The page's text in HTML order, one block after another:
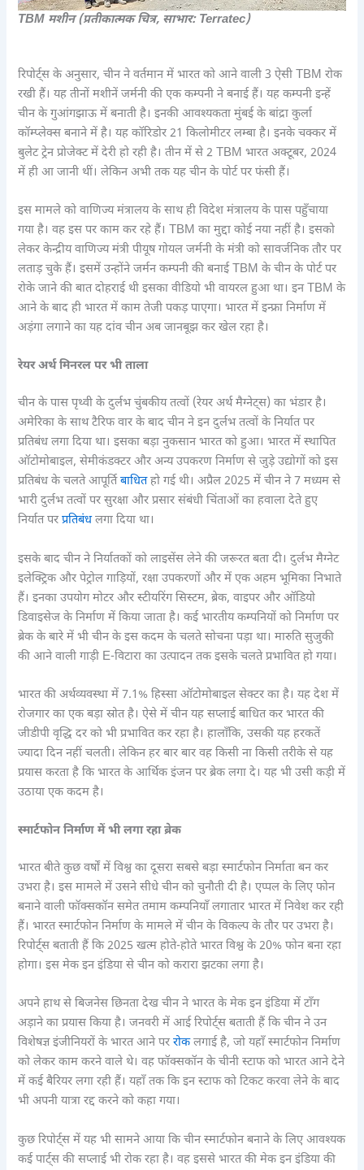
TBM मशीन (प्रतीकात्मक चित्र, साभार: Terratec)
रिपोर्ट्स के अनुसार, चीन ने वर्तमान में भारत को आने वाली 3 ऐसी TBM रोक
रखी हैं। यह तीनों मशीनें जर्मनी की एक कम्पनी ने बनाई हैं। यह कम्पनी इन्हें
चीन के गुआंगझाऊ में बनाती है। इनकी आवश्यकता मुंबई के बांद्रा कुर्ला
कॉम्प्लेक्स बनाने में है। यह कॉरिडोर 21 किलोमीटर लम्बा है। इनके चक्कर में
बुलेट ट्रेन प्रोजेक्ट में देरी हो रही है। तीन में से 2 TBM भारत अक्टूबर, 2024
में ही आ जानी थीं। लेकिन अभी तक यह चीन के पोर्ट पर फंसी हैं।
इस मामले को वाणिज्य मंत्रालय के साथ ही विदेश मंत्रालय के पास पहुँचाया
गया है। वह इस पर काम कर रहे हैं। TBM का मुद्दा कोई नया नहीं है। इसको
लेकर केन्द्रीय वाणिज्य मंत्री पीयूष गोयल जर्मनी के मंत्री को सावर्जनिक तौर पर
लताड़ चुके हैं। इसमें उन्होंने जर्मन कम्पनी की बनाई TBM के चीन के पोर्ट पर
रोके जाने की बात दोहराई थी इसका वीडियो भी वायरल हुआ था। इन TBM के
आने के बाद ही भारत में काम तेजी पकड़ पाएगा। भारत में इन्फ्रा निर्माण में
अड़ंगा लगाने का यह दांव चीन अब जानबूझ कर खेल रहा है।
रेयर अर्थ मिनरल पर भी ताला
चीन के पास पृथ्वी के दुर्लभ चुंबकीय तत्वों (रेयर अर्थ मैग्नेट्स) का भंडार है।
अमेरिका के साथ टैरिफ वार के बाद चीन ने इन दुर्लभ तत्वों के निर्यात पर
प्रतिबंध लगा दिया था। इसका बड़ा नुकसान भारत को हुआ। भारत में स्थापित
ऑटोमोबाइल, सेमीकंडक्टर और अन्य उपकरण निर्माण से जुड़े उद्योगों को इस
प्रतिबंध के चलते आपूर्तिबाधितहो गई थी। अप्रैल 2025 में चीन ने 7 मध्यम से
भारी दुर्लभ तत्वों पर सुरक्षा और प्रसार संबंधी चिंताओं का हवाला देते हुए
निर्यात परप्रतिबंधलगा दिया था।
इसके बाद चीन ने निर्यातकों को लाइसेंस लेने की जरूरत बता दी। दुर्लभ मैग्नेट
इलेक्ट्रिक और पेट्रोल गाड़ियों, रक्षा उपकरणों और में एक अहम भूमिका निभाते
हैं। इनका उपयोग मोटर और स्टीयरिंग सिस्टम, ब्रेक, वाइपर और ऑडियो
डिवाइसेज के निर्माण में किया जाता है। कई भारतीय कम्पनियों को निर्माण पर
ब्रेक के बारे में भी चीन के इस कदम के चलते सोचना पड़ा था। मारुति सुजुकी
की आने वाली गाड़ी E-विटारा का उत्पादन तक इसके चलते प्रभावित हो गया।
भारत की अर्थव्यवस्था में 7.1% हिस्सा ऑटोमोबाइल सेक्टर का है। यह देश में
रोजगार का एक बड़ा स्रोत है। ऐसे में चीन यह सप्लाई बाधित कर भारत की
जीडीपी वृद्धि दर को भी प्रभावित कर रहा है। हालाँकि, उसकी यह हरकतें
ज्यादा दिन नहीं चलती। लेकिन हर बार बार वह किसी ना किसी तरीके से यह
प्रयास करता है कि भारत के आर्थिक इंजन पर ब्रेक लगा दे। यह भी उसी कड़ी में
उठाया एक कदम है।
स्मार्टफोन निर्माण में भी लगा रहा ब्रेक
भारत बीते कुछ वर्षों में विश्व का दूसरा सबसे बड़ा स्मार्टफोन निर्माता बन कर
उभरा है। इस मामले में उसने सीधे चीन को चुनौती दी है। एप्पल के लिए फोन
बनाने वाली फॉक्सकॉन समेत तमाम कम्पनियाँ लगातार भारत में निवेश कर रही
हैं। भारत स्मार्टफोन निर्माण के मामले में चीन के विकल्प के तौर पर उभरा है।
रिपोर्ट्स बताती हैं कि 2025 खत्म होते-होते भारत विश्व के 20% फोन बना रहा
होगा। इस मेक इन इंडिया से चीन को करारा झटका लगा है।
अपने हाथ से बिजनेस छिनता देख चीन ने भारत के मेक इन इंडिया में टाँग
अड़ाने का प्रयास किया है। जनवरी में आई रिपोर्ट्स बताती हैं कि चीन ने उन
विशेषज्ञ इंजीनियरों के भारत आने पररोकलगाई है, जो यहाँ स्मार्टफोन निर्माण
को लेकर काम करने वाले थे। वह फॉक्सकॉन के चीनी स्टाफ को भारत आने देने
में कई बैरियर लगा रही हैं। यहाँ तक कि इन स्टाफ को टिकट करवा लेने के बाद
भी अपनी यात्रा रद्द करने को कहा गया।
कुछ रिपोर्ट्स में यह भी सामने आया कि चीन स्मार्टफोन बनाने के लिए आवश्यक
कई पार्ट्स की सप्लाई भी रोक रहा है। वह इससे भारत की मेक इन इंडिया की